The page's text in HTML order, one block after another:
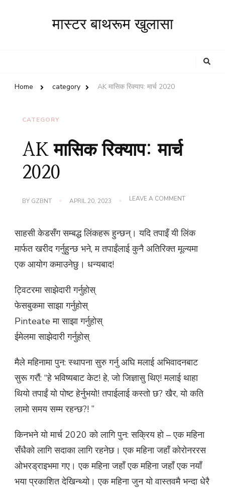
मास्टर बाथरूम खुलासा
Home category AK मासिक रिक्याप: मार्च 2020
CATEGORY
AK मासिक रिक्याप: मार्च
2020
BY GZBNT APRIL 20, 2023 LEAVE A COMMENTON
मार्च
साहसी केडसँग सम्बद्ध लिंकहरू हुन्छन्। यदि तपाइँ यी लिंक
मार्फत खरीद गर्नुहुन्छ भने, म तपाईंलाई कुनै अतिरिक्त मूल्यमा
एक आयोग कमाउनेछु। धन्यबाद!
ट्विटरमा साझेदारी गर्नुहोस्
फेसबुकमा साझा गर्नुहोस्
Pinteate मा साझा गर्नुहोस्
ईमेलमा साझेदारी गर्नुहोस्
मैले महिनामा पुन: स्थापना सुरु गर्नु अघि मलाई अभिवादनबाट
सुरू गरौं: “हे भविष्यबाट केट! हे, जो जिज्ञासु थिए! मलाई थाहा
थियो तपाईं यो पोष्ट हेर्नुभयो! तपाईलाई कस्तो छ? खैर, यो कति
लामो समय सम्म रहन्छ?! ”
किनभने यो मार्च 2020 को लागि पुन: सक्रिय हो – एक महिना
सँधैको लागि सदाका लागि रहनेछ। एक महिना जहाँ कोरोनररस
ओभरड्राइभमा गए। एक महिना जहाँ एक महिना जहाँ एक नयाँ
भया प्रकाशित देखिन्थ्यो। एक महिना जुन यो वास्तवमै भन्दा धेरै